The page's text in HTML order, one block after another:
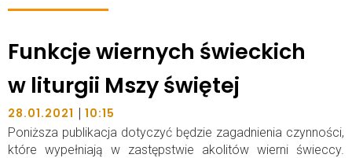
Funkcje wiernych świeckich
w liturgii Mszy świętej
28.01.2021 | 10:15
Poniższa publikacja dotyczyć będzie zagadnienia czynności,
które wypełniają w zastępstwie akolitów wierni świeccy.